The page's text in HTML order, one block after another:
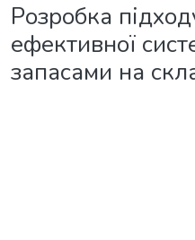
Розробка
ефективної
запасами на